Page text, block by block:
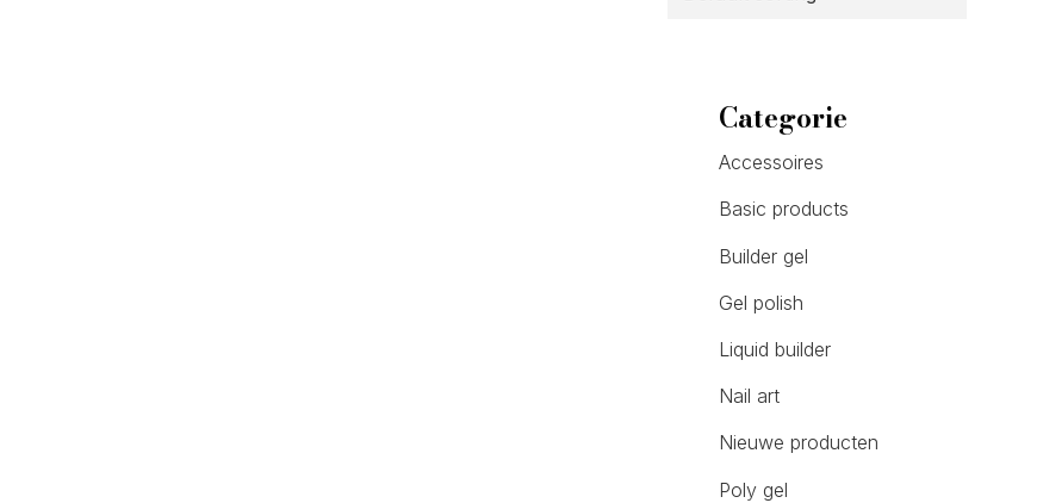
Categorie
Accessoires
Basic products
Builder gel
Gel polish
Liquid builder
Nail art
Nieuwe producten
Poly gel